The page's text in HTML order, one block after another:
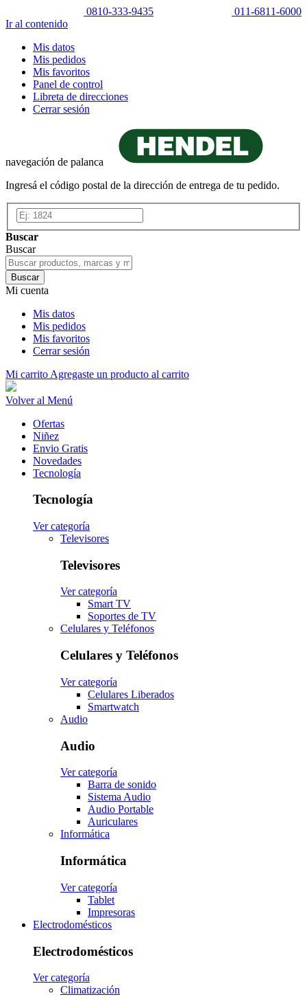
0810-333-9435
011-6811-6000
Ir al contenido
Mis datos
Mis pedidos
Mis favoritos
Panel de control
Libreta de direcciones
Cerrar sesión
navegación de palanca
Ingresá el código postal de la dirección de entrega de tu pedido.
Buscar
Buscar
Buscar
Mi cuenta
Mis datos
Mis pedidos
Mis favoritos
Cerrar sesión
Mi carrito Agregaste un producto al carrito
Volver al Menú
Ofertas
Niñez
Envio Gratis
Novedades
Tecnología
Tecnología
Ver categoría
Televisores
Televisores
Ver categoría
Smart TV
Soportes de TV
Celulares y Teléfonos
Celulares y Teléfonos
Ver categoría
Celulares Liberados
Smartwatch
Audio
Audio
Ver categoría
Barra de sonido
Sistema Audio
Audio Portable
Auriculares
Informática
Informática
Ver categoría
Tablet
Impresoras
Electrodomésticos
Electrodomésticos
Ver categoría
Climatización